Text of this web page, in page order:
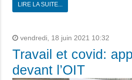
LIRE LA SUITE...
vendredi, 18 juin 2021 10:32
Travail et covid:
devant l’OIT